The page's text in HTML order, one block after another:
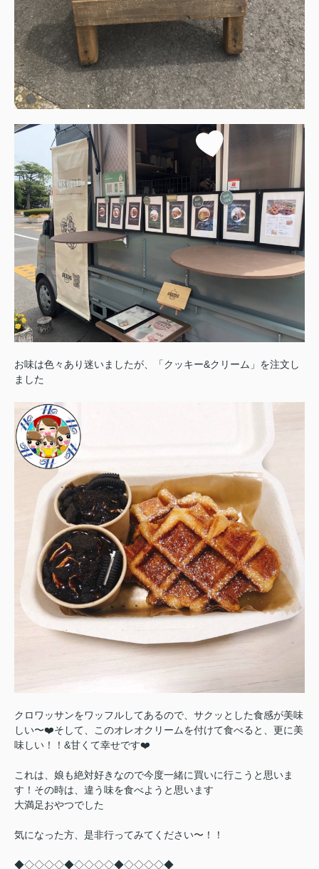
お味は色々あり迷いましたが、「クッキー&クリーム」を注文し
ました
クロワッサンをワッフルしてあるので、サクッとした食感が美味
しい〜❤️そして、このオレオクリームを付けて食べると、更に美
味しい！！&甘くて幸せです❤️
これは、娘も絶対好きなので今度一緒に買いに行こうと思いま
す！その時は、違う味を食べようと思います
大満足おやつでした
気になった方、是非行ってみてください〜！！
◆◇◇◇◇◆◇◇◇◇◆◇◇◇◇◆